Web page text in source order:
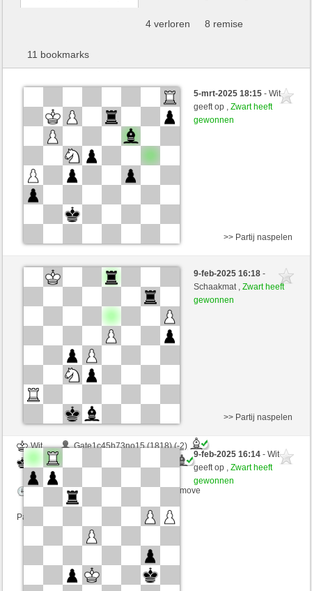
4 verloren 8 remise
11 bookmarks
5-mrt-2025 18:15- Wit
geeft op ,Zwart heeft
gewonnen
Wit
BjoernOmat (1872) (-2)
Zwart
MRobespierre (2335) (+2)
Speelduur: 2 minutes/side + 2 seconds/move
Partij telt mee voor de ranglijst
>> Partij naspelen
9-feb-2025 16:18-
Schaakmat ,Zwart heeft
gewonnen
Wit
Gate1c45h73no15 (1818) (-2)
Zwart
Speelduur: 2 minutes/side + 0 seconds/move
Partij telt mee voor de ranglijst
>> Partij naspelen
9-feb-2025 16:14- Wit
geeft op ,Zwart heeft
gewonnen